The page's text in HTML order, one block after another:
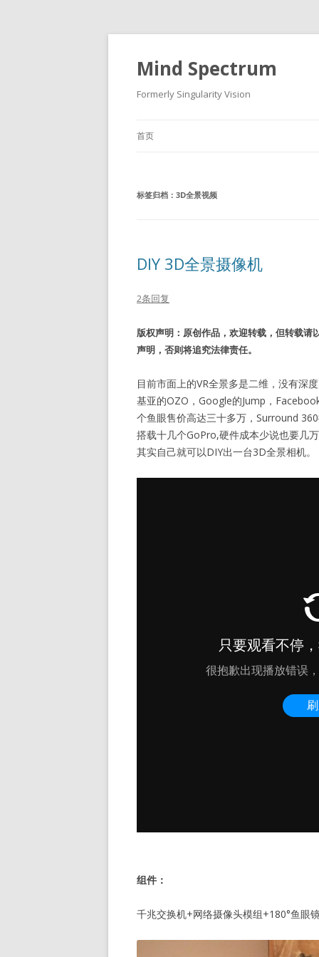
Mind Spectrum
Formerly Singularity Vision
首页
标签归档： 3D全景视频
DIY 3D全景摄像机
2条回复
版权声明：原创作品，欢迎转载，但转载请
声明，否则将追究法律责任。
目前市面上的VR全景多是二维，没有深
基亚的OZO，Google的Jump，
个鱼眼售价高达三十多万，Surround
搭载十几个GoPro,硬件成本少说也要几
其实自己就可以DIY出一台3D全景相机。
组件：
千兆交换机+网络摄像头模组+180°鱼眼